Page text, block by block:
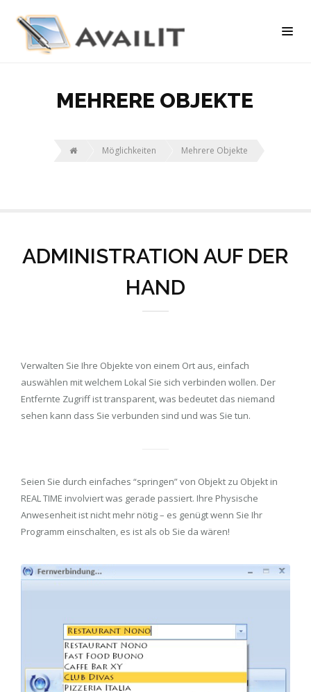
MEHRERE OBJEKTE
Möglichkeiten Mehrere Objekte
ADMINISTRATION AUF DER
HAND
Verwalten Sie Ihre Objekte von einem Ort aus, einfach
auswählen mit welchem Lokal Sie sich verbinden wollen. Der
Entfernte Zugriff ist transparent, was bedeutet das niemand
sehen kann dass Sie verbunden sind und was Sie tun.
Seien Sie durch einfaches “springen” von Objekt zu Objekt in
REAL TIME involviert was gerade passiert. Ihre Physische
Anwesenheit ist nicht mehr nötig – es genügt wenn Sie Ihr
Programm einschalten, es ist als ob Sie da wären!